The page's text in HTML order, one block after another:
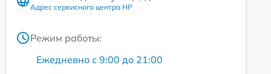
Адрес сервисного центра HP
Режим работы:
Ежедневно с 9:00 до 21:00